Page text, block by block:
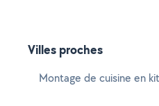
Villes proches
Montage de cuisine en